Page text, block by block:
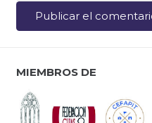
Publicar el
MIEMBROS DE